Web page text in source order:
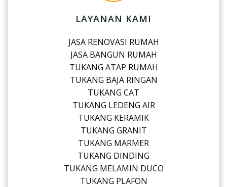
LAYANAN KAMI
JASA RENOVASI RUMAH
JASA BANGUN RUMAH
TUKANG ATAP RUMAH
TUKANG BAJA RINGAN
TUKANG CAT
TUKANG LEDENG AIR
TUKANG KERAMIK
TUKANG GRANIT
TUKANG MARMER
TUKANG DINDING
TUKANG MELAMIN DUCO
TUKANG PLAFON